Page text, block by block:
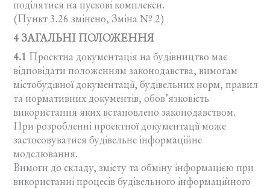
поділятися на пускові комплекси.
(Пункт 3.26 змінено, Зміна № 2)
4 ЗАГАЛЬНІ ПОЛОЖЕННЯ
4.1 Проектна документація на будівництво має
відповідати положенням законодавства, вимогам
містобудівної документації, будівельних норм, правил
та нормативних документів, обов’язковість
використання яких встановлено законодавством.
При розробленні проектної документації може
застосовуватися будівельне інформаційне
моделювання.
Вимоги до складу, змісту та обміну інформацією при
використанні процесів будівельного інформаційного